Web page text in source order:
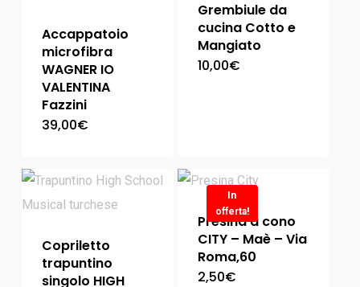
Accappatoio
microfibra
WAGNER IO
VALENTINA
Fazzini
39,00€
Grembiule da
cucina Cotto e
Mangiato
10,00€
In
offerta!
Copriletto
trapuntino
singolo HIGH
Presina a cono
CITY – Maè – Via
Roma,60
2,50€